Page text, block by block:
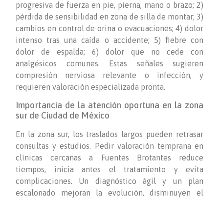
progresiva de fuerza en pie, pierna, mano o brazo; 2)
pérdida de sensibilidad en zona de silla de montar; 3)
cambios en control de orina o evacuaciones; 4) dolor
intenso tras una caída o accidente; 5) fiebre con
dolor de espalda; 6) dolor que no cede con
analgésicos comunes. Estas señales sugieren
compresión nerviosa relevante o infección, y
requieren valoración especializada pronta.
Importancia de la atención oportuna en la zona
sur de Ciudad de México
En la zona sur, los traslados largos pueden retrasar
consultas y estudios. Pedir valoración temprana en
clínicas cercanas a Fuentes Brotantes reduce
tiempos, inicia antes el tratamiento y evita
complicaciones. Un diagnóstico ágil y un plan
escalonado mejoran la evolución, disminuyen el